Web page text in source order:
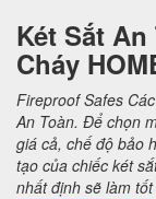
Két Sắt
Cháy
Fireproof Safes
An Toàn. Để chọn
giá cả, chế độ bảo
tạo của chiếc két
nhất định sẽ làm